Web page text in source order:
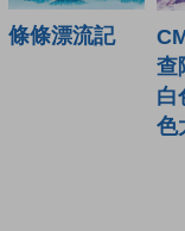
條條漂流記
查
白
色